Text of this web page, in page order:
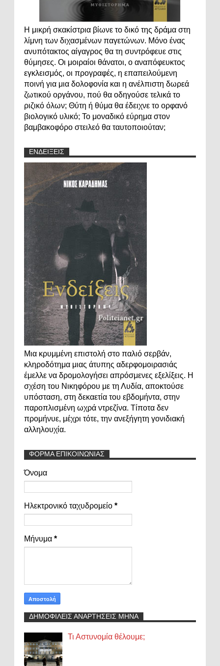
Η μικρή σκακίστρια βίωνε το δικό της δράμα στη
λίμνη των διχασμένων παγετώνων. Μόνο ένας
ανυπότακτος αίγαγρος θα τη συντρόφευε στις
θύμησες. Οι μοιραίοι θάνατοι, ο αναπόφευκτος
εγκλεισμός, οι προγραφές, η επαπειλούμενη
ποινή για μια δολοφονία και η ανέλπιστη δωρεά
ζωτικού οργάνου, πού θα οδηγούσε τελικά το
ριζικό όλων; Θύτη ή θύμα θα έδειχνε το ορφανό
βιολογικό υλικό; Το μοναδικό εύρημα στον
βαμβακοφόρο στειλεό θα ταυτοποιούταν;
ΕΝΔΕΙΞΕΙΣ
Μια κρυμμένη επιστολή στο παλιό σερβάν,
κληροδότημα μιας άτυπης αδερφομοιρασιάς
έμελλε να δρομολογήσει απρόσμενες εξελίξεις. Η
σχέση του Νικηφόρου με τη Λυδία, αποκτούσε
υπόσταση, στη δεκαετία του εβδομήντα, στην
παροπλισμένη ωχρά ντρεζίνα. Τίποτα δεν
προμήνυε, μέχρι τότε, την ανεξήγητη γονιδιακή
αλληλουχία.
ΦΟΡΜΑ ΕΠΙΚΟΙΝΩΝΙΑΣ
Όνομα
Ηλεκτρονικό ταχυδρομείο *
Μήνυμα *
ΔΗΜΟΦΙΛΕΙΣ ΑΝΑΡΤΗΣΕΙΣ ΜΗΝΑ
Τι Αστυνομία θέλουμε;